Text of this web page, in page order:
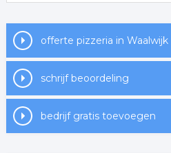
offerte pizzeria in Waalwijk
schrijf beoordeling
bedrijf gratis toevoegen